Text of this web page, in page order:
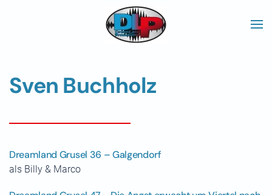
Skip to main content
Sven Buchholz
Dreamland Grusel 36 – Galgendorf
als Billy & Marco